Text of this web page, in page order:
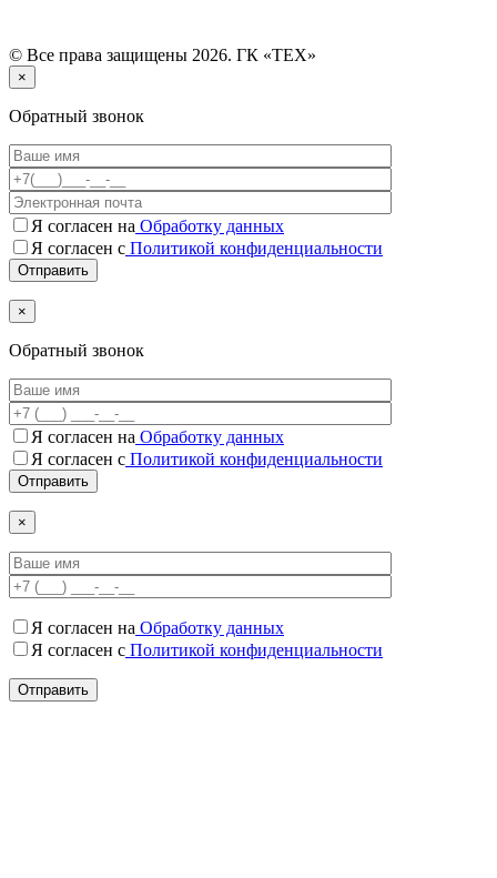
© Все права защищены 2026. ГК «ТЕХ»
×
Обратный звонок
Я согласен на Обработку данных
Я согласен с Политикой конфиденциальности
×
Обратный звонок
Я согласен на Обработку данных
Я согласен c Политикой конфиденциальности
×
Я согласен на Обработку данных
Я согласен c Политикой конфиденциальности